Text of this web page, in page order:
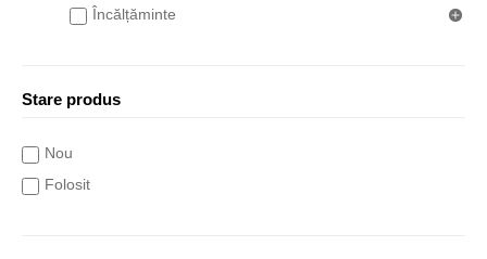
Încălțăminte
Stare produs
Nou
Folosit